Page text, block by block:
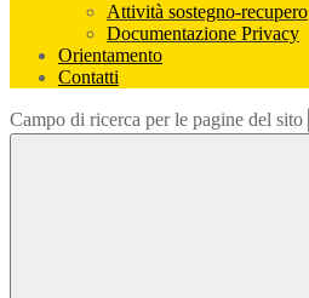
Attività sostegno-recupero
Documentazione Privacy
Orientamento
Contatti
Campo di ricerca per le pagine del sito